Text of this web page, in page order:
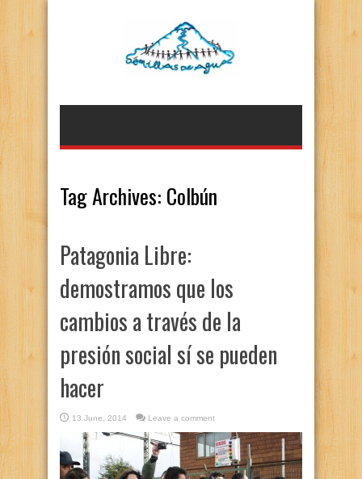
Tag Archives: Colbún
Patagonia Libre:
demostramos que los
cambios a través de la
presión social sí se pueden
hacer
13 June, 2014 Leave a comment